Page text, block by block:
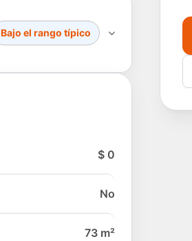
Bajo el rango típico
$ 0
No
73 m²